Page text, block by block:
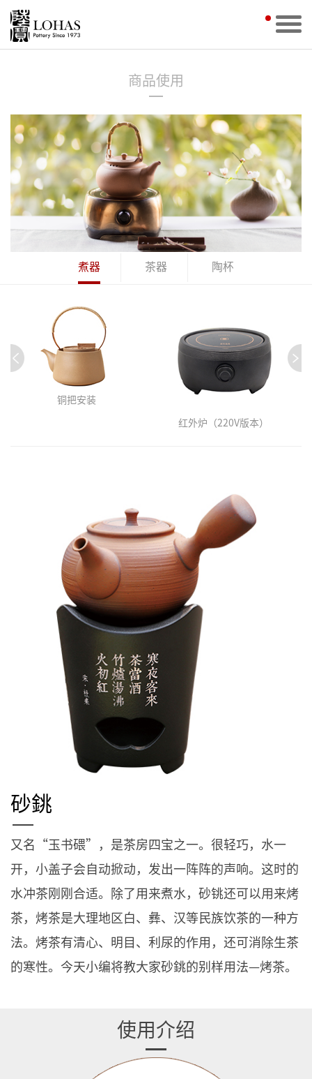
商品使用
煮器 茶器 陶杯
铜把安装
红外炉（220V版本）
砂銚
又名“玉书碨”，是茶房四宝之一。很轻巧，水一
开，小盖子会自动掀动，发出一阵阵的声响。这时的
水冲茶刚刚合适。除了用来煮水，砂铫还可以用来烤
茶，烤茶是大理地区白、彝、汉等民族饮茶的一种方
法。烤茶有清心、明目、利尿的作用，还可消除生茶
的寒性。今天小编将教大家砂銚的别样用法—烤茶。
使用介绍